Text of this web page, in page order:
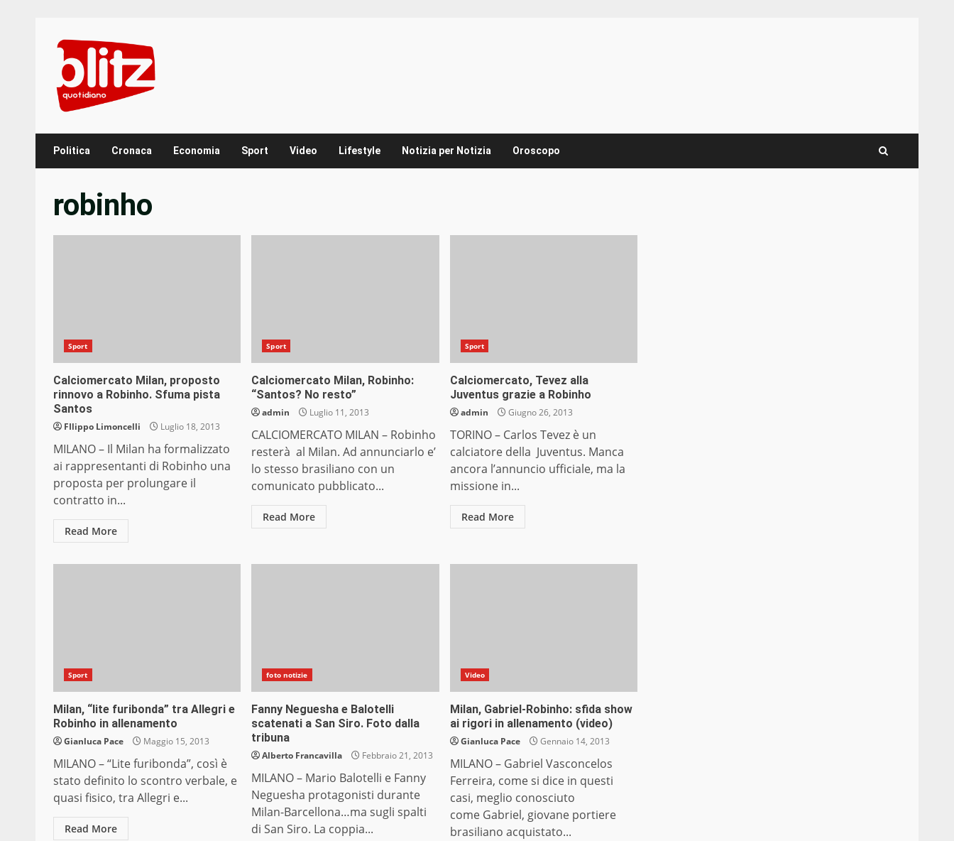
content
Politica Cronaca Economia Sport Video Lifestyle Notizia per Notizia Oroscopo
robinho
Sport
Calciomercato Milan, proposto
rinnovo a Robinho. Sfuma pista
Santos
FIlippo Limoncelli Luglio 18, 2013
MILANO – Il Milan ha formalizzato
ai rappresentanti di Robinho una
proposta per prolungare il
contratto in...
Read More
Sport
Calciomercato Milan, Robinho:
“Santos? No resto”
admin Luglio 11, 2013
CALCIOMERCATO MILAN – Robinho
resterà al Milan. Ad annunciarlo e’
lo stesso brasiliano con un
comunicato pubblicato...
Read More
Sport
Calciomercato, Tevez alla
Juventus grazie a Robinho
admin Giugno 26, 2013
TORINO – Carlos Tevez è un
calciatore della Juventus. Manca
ancora l’annuncio ufficiale, ma la
missione in...
Read More
Sport
Milan, “lite furibonda” tra Allegri e
Robinho in allenamento
Gianluca Pace Maggio 15, 2013
MILANO – “Lite furibonda”, così è
stato definito lo scontro verbale, e
quasi fisico, tra Allegri e...
Read More
foto notizie
Fanny Neguesha e Balotelli
scatenati a San Siro. Foto dalla
tribuna
Alberto Francavilla Febbraio 21, 2013
MILANO – Mario Balotelli e Fanny
Neguesha protagonisti durante
Milan-Barcellona…ma sugli spalti
di San Siro. La coppia...
Video
Milan, Gabriel-Robinho: sfida show
ai rigori in allenamento (video)
Gianluca Pace Gennaio 14, 2013
MILANO – Gabriel Vasconcelos
Ferreira, come si dice in questi
casi, meglio conosciuto
come Gabriel, giovane portiere
brasiliano acquistato...